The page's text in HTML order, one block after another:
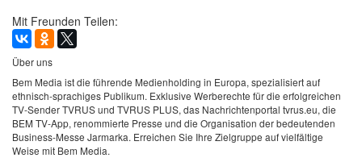
Mit Freunden Teilen:
Über uns
Bem Media ist die führende Medienholding in Europa, spezialisiert auf
ethnisch-sprachiges Publikum. Exklusive Werberechte für die erfolgreichen
TV-Sender TVRUS und TVRUS PLUS, das Nachrichtenportal tvrus.eu, die
BEM TV-App, renommierte Presse und die Organisation der bedeutenden
Business-Messe Jarmarka. Erreichen Sie Ihre Zielgruppe auf vielfältige
Weise mit Bem Media.